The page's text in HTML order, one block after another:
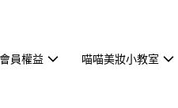
會員權益 喵喵美妝小教室